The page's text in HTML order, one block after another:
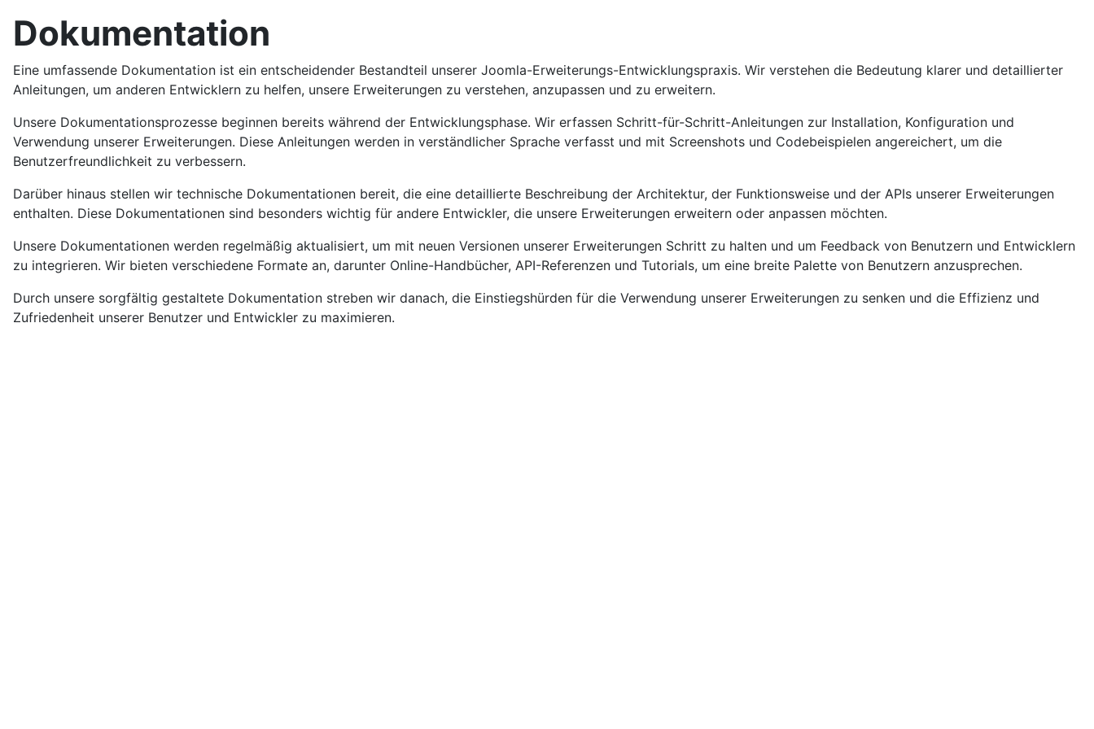
Dokumentation
Eine umfassende Dokumentation ist ein entscheidender Bestandteil unserer Joomla-Erweiterungs-Entwicklungspraxis. Wir verstehen die Bedeutung klarer und detaillierter
Anleitungen, um anderen Entwicklern zu helfen, unsere Erweiterungen zu verstehen, anzupassen und zu erweitern.
Unsere Dokumentationsprozesse beginnen bereits während der Entwicklungsphase. Wir erfassen Schritt-für-Schritt-Anleitungen zur Installation, Konfiguration und
Verwendung unserer Erweiterungen. Diese Anleitungen werden in verständlicher Sprache verfasst und mit Screenshots und Codebeispielen angereichert, um die
Benutzerfreundlichkeit zu verbessern.
Darüber hinaus stellen wir technische Dokumentationen bereit, die eine detaillierte Beschreibung der Architektur, der Funktionsweise und der APIs unserer Erweiterungen
enthalten. Diese Dokumentationen sind besonders wichtig für andere Entwickler, die unsere Erweiterungen erweitern oder anpassen möchten.
Unsere Dokumentationen werden regelmäßig aktualisiert, um mit neuen Versionen unserer Erweiterungen Schritt zu halten und um Feedback von Benutzern und Entwicklern
zu integrieren. Wir bieten verschiedene Formate an, darunter Online-Handbücher, API-Referenzen und Tutorials, um eine breite Palette von Benutzern anzusprechen.
Durch unsere sorgfältig gestaltete Dokumentation streben wir danach, die Einstiegshürden für die Verwendung unserer Erweiterungen zu senken und die Effizienz und
Zufriedenheit unserer Benutzer und Entwickler zu maximieren.